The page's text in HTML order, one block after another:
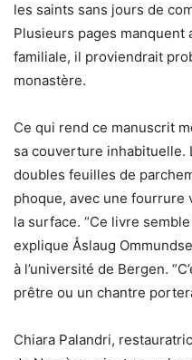
les saints sans jours de
Plusieurs pages manquent
familiale, il proviendrait
monastère.
Ce qui rend ce manuscrit
sa couverture inhabituelle.
doubles feuilles de
phoque, avec une fourrure
la surface. “Ce livre
explique Åslaug
à l’université de Bergen.
prêtre ou un chantre
Chiara Palandri,